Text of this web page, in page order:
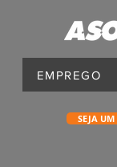
EMPREGO
SEJA